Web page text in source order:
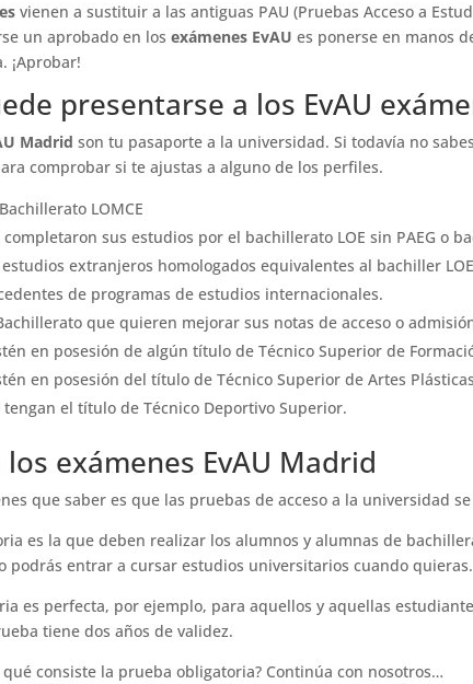
vienen a sustituir a las antiguas PAU (Pruebas Acceso a
un aprobado en losexámenes EvAU es ponerse en manos
¡Aprobar!
presentarse a los EvAU
Madrid son tu pasaporte a la universidad. Si todavía no
comprobar si te ajustas a alguno de los perfiles.
LOMCE
sus estudios por el bachillerato LOE sin PAEG o
extranjeros homologados equivalentes al bachiller
de programas de estudios internacionales.
que quieren mejorar sus notas de acceso o
en posesión de algún título de Técnico Superior de
en posesión del título de Técnico Superior de Artes
el título de Técnico Deportivo Superior.
exámenes EvAU Madrid
que saber es que las pruebas de acceso a la universidad
es la que deben realizar los alumnos y alumnas de
podrás entrar a cursar estudios universitarios cuando quieras.
es perfecta, por ejemplo, para aquellos y aquellas
tiene dos años de validez.
consiste la prueba obligatoria? Continúa con nosotros…